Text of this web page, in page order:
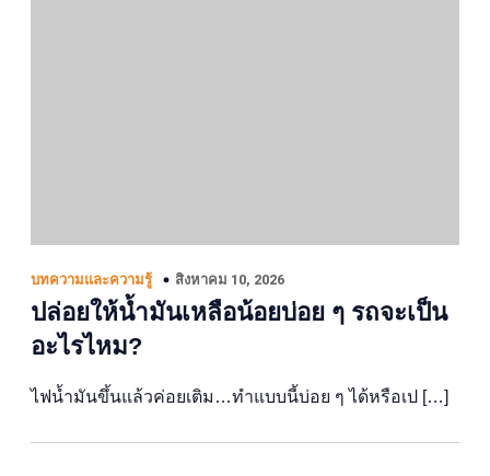
บทความและความรู้ สิงหาคม 10, 2026
ปล่อยให้น้ำมันเหลือน้อยบ่อย ๆ รถจะเป็น
อะไรไหม?
ไฟน้ำมันขึ้นแล้วค่อยเติม…ทำแบบนี้บ่อย ๆ ได้หรือเป […]